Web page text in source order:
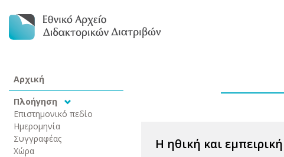
Αρχική
Πλοήγηση
Επιστημονικό πεδίο
Ημερομηνία
Συγγραφέας
Χώρα
Η ηθική και